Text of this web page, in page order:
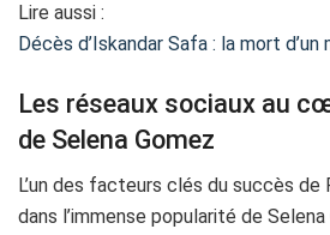
Lire aussi :
Décès d’Iskandar Safa : la mort d’un
Les réseaux sociaux au
de Selena Gomez
L’un des facteurs clés du succès de
dans l’immense popularité de